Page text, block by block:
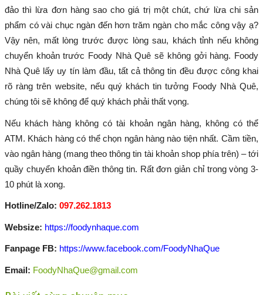
đảo thì lừa đơn hàng sao cho giá trị một chút, chứ lừa chi sản
phẩm có vài chục ngàn đến hơn trăm ngàn cho mắc công vậy ạ?
Vậy nên, mất lòng trước được lòng sau, khách tỉnh nếu không
chuyển khoản trước Foody Nhà Quê sẽ không gởi hàng. Foody
Nhà Quê lấy uy tín làm đầu, tất cả thông tin đều được công khai
rõ ràng trên website, nếu quý khách tin tưởng Foody Nhà Quê,
chúng tôi sẽ không để quý khách phải thất vọng.
Nếu khách hàng không có tài khoản ngân hàng, không có thể
ATM. Khách hàng có thể chọn ngân hàng nào tiện nhất. Cầm tiền,
vào ngân hàng (mang theo thông tin tài khoản shop phía trên) – tới
quầy chuyển khoản điền thông tin. Rất đơn giản chỉ trong vòng 3-
10 phút là xong.
Hotline/Zalo: 097.262.1813
Websize: https://foodynhaque.com
Fanpage FB: https://www.facebook.com/FoodyNhaQue
Email: FoodyNhaQue@gmail.com